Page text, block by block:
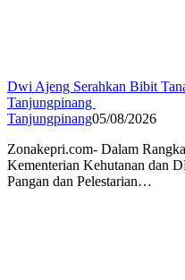
Dwi Ajeng Serahkan Bibit
Tanjungpinang
Tanjungpinang05/08/2026
Zonakepri.com- Dalam
Kementerian Kehutanan dan
Pangan dan Pelestarian…